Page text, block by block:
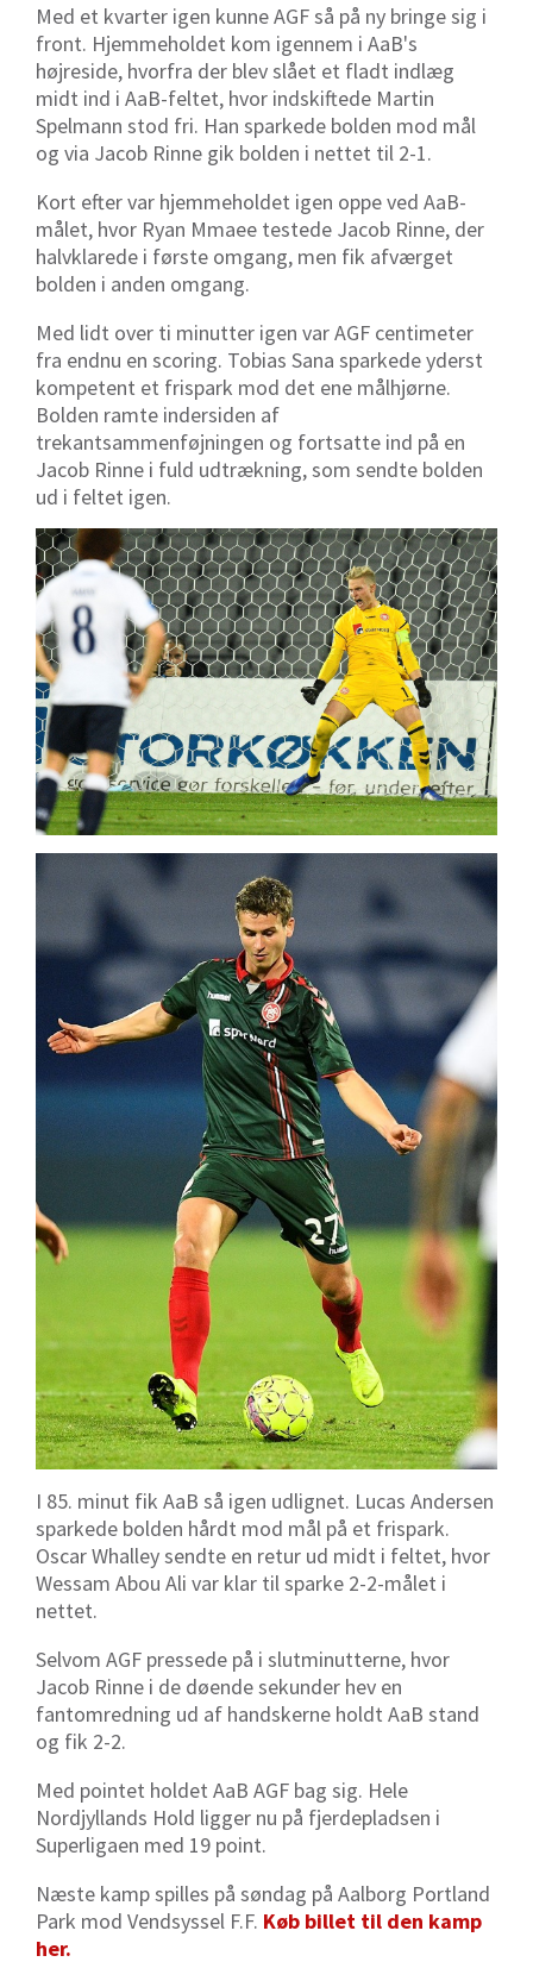
Med et kvarter igen kunne AGF så på ny bringe sig i
front. Hjemmeholdet kom igennem i AaB's
højreside, hvorfra der blev slået et fladt indlæg
midt ind i AaB-feltet, hvor indskiftede Martin
Spelmann stod fri. Han sparkede bolden mod mål
og via Jacob Rinne gik bolden i nettet til 2-1.
Kort efter var hjemmeholdet igen oppe ved AaB-
målet, hvor Ryan Mmaee testede Jacob Rinne, der
halvklarede i første omgang, men fik afværget
bolden i anden omgang.
Med lidt over ti minutter igen var AGF centimeter
fra endnu en scoring. Tobias Sana sparkede yderst
kompetent et frispark mod det ene målhjørne.
Bolden ramte indersiden af
trekantsammenføjningen og fortsatte ind på en
Jacob Rinne i fuld udtrækning, som sendte bolden
ud i feltet igen.
I 85. minut fik AaB så igen udlignet. Lucas Andersen
sparkede bolden hårdt mod mål på et frispark.
Oscar Whalley sendte en retur ud midt i feltet, hvor
Wessam Abou Ali var klar til sparke 2-2-målet i
nettet.
Selvom AGF pressede på i slutminutterne, hvor
Jacob Rinne i de døende sekunder hev en
fantomredning ud af handskerne holdt AaB stand
og fik 2-2.
Med pointet holdet AaB AGF bag sig. Hele
Nordjyllands Hold ligger nu på fjerdepladsen i
Superligaen med 19 point.
Næste kamp spilles på søndag på Aalborg Portland
Park mod Vendsyssel F.F. Køb billet til den kamp
her.